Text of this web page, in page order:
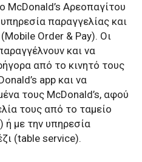
McDonald’s Αρεοπαγίτου
παραγγελίας και
Order & Pay). Οι
και να
από το κινητό τους
app και να
τους McDonald’s, αφού
τους από το ταμείο
ή με την υπηρεσία
(table service).